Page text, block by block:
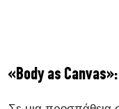
«Body as Canvas»: